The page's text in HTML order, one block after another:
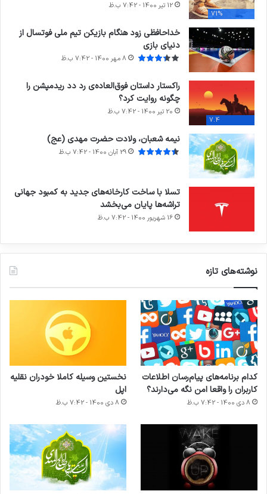
71%
12 تیر 1400 - 7:42 ب.ظ
خداحافظی زود هنگام بازیکن تیم ملی فوتسال از
دنیای بازی
8 مهر 1400 - 7:42 ب.ظ
7.4
راکستار داستان فوق‌العاده‌ی رد دد ریدمپشن را
چگونه روایت کرد؟
20 تیر 1400 - 7:42 ب.ظ
نیمه شعبان، ولادت حضرت مهدی (عج)
29 آبان 1400 - 7:42 ب.ظ
تسلا با ساخت کارخانه‌های جدید به کمبود جهانی
تراشه‌ها پایان می‌بخشد
16 شهریور 1400 - 7:42 ب.ظ
نوشته‌های تازه
کدام برنامه‌های پیام‌رسان اطلاعات
کاربران را واقعا امن نگه می‌دارند؟
8 دی 1400 - 7:42 ب.ظ
نخستین وسیله کاملا خودران نقلیه
اپل
8 دی 1400 - 7:42 ب.ظ